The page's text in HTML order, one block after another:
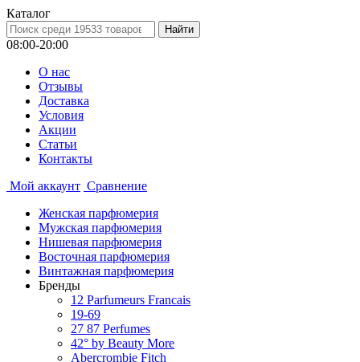
Каталог
08:00-20:00
О нас
Отзывы
Доставка
Условия
Aкции
Статьи
Контакты
Мой аккаунт Сравнение
Женская парфюмерия
Мужская парфюмерия
Нишевая парфюмерия
Восточная парфюмерия
Винтажная парфюмерия
Бренды
12 Parfumeurs Francais
19-69
27 87 Perfumes
42° by Beauty More
Abercrombie Fitch